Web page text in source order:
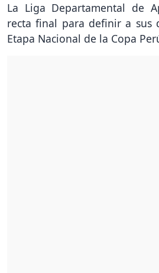
La Liga Departamental de
recta final para definir a sus
Etapa Nacional de la Copa